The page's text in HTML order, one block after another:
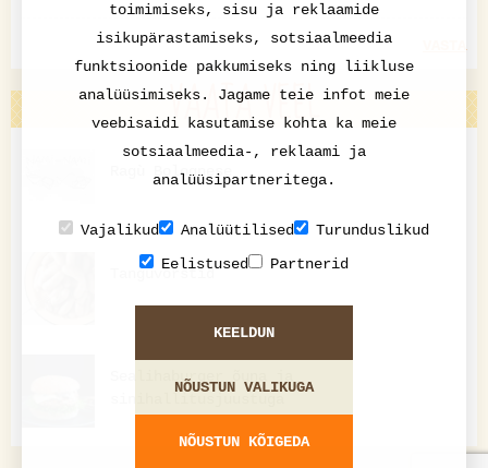
VAATA VEEL
Ragù Bolognese
Tanguvorstid
Sealihaburger õuna ja
toimimiseks, sisu ja reklaamide
isikupärastamiseks, sotsiaalmeedia
funktsioonide pakkumiseks ning liikluse
analüüsimiseks. Jagame teie infot meie
veebisaidi kasutamise kohta ka meie
sotsiaalmeedia-, reklaami ja
analüüsipartneritega.
Vajalikud Analüütilised
Turunduslikud
Eelistused
Partnerid
KEELDUN
NÕUSTUN VALIKUGA
NÕUSTUN KÕIGEDA